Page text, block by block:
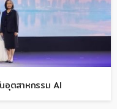
อุตสาหกรรม AI